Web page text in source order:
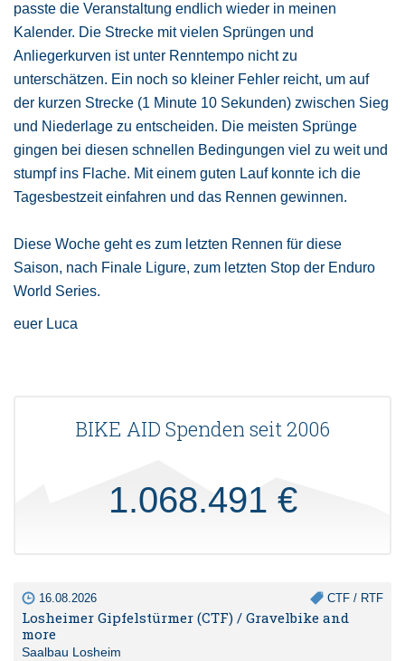
passte die Veranstaltung endlich wieder in meinen
Kalender. Die Strecke mit vielen Sprüngen und
Anliegerkurven ist unter Renntempo nicht zu
unterschätzen. Ein noch so kleiner Fehler reicht, um auf
der kurzen Strecke (1 Minute 10 Sekunden) zwischen Sieg
und Niederlage zu entscheiden. Die meisten Sprünge
gingen bei diesen schnellen Bedingungen viel zu weit und
stumpf ins Flache. Mit einem guten Lauf konnte ich die
Tagesbestzeit einfahren und das Rennen gewinnen.
Diese Woche geht es zum letzten Rennen für diese
Saison, nach Finale Ligure, zum letzten Stop der Enduro
World Series.
euer Luca
BIKE AID Spenden seit 2006
1.068.491 €
16.08.2026 CTF / RTF
Losheimer Gipfelstürmer (CTF) / Gravelbike and
more
Saalbau Losheim